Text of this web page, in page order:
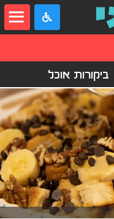
ביקורות אוכל